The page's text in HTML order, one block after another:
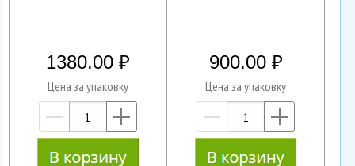
1380.00
Цена за упаковку
—
900.00
Цена за упаковку
—